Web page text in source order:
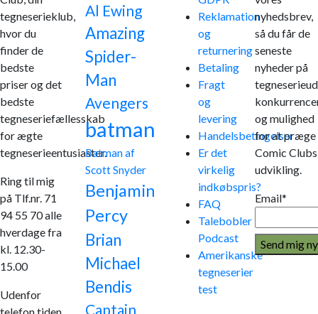
tegneserieklub,
hvor du
finder de
bedste
priser og det
bedste
tegneseriefællesskab
for ægte
tegneserieentusiaster.
Ring til mig
på Tlf.nr. 71
94 55 70 alle
hverdage fra
kl. 12.30-
15.00
Udenfor
Al Ewing
Amazing
Spider-
Man
Avengers
batman
Batman af
Scott Snyder
Benjamin
Percy
Brian
Michael
Bendis
Captain
Reklamation
og
returnering
Betaling
Fragt
og
levering
Handelsbetingelser
Er det
virkelig
indkøbspris?
FAQ
Talebobler
Podcast
Amerikanske
tegneserier
test
nyhedsbrev,
så du får de
seneste
nyheder på
og mulighed
for at præge
Comic Clubs
udvikling.
Email*